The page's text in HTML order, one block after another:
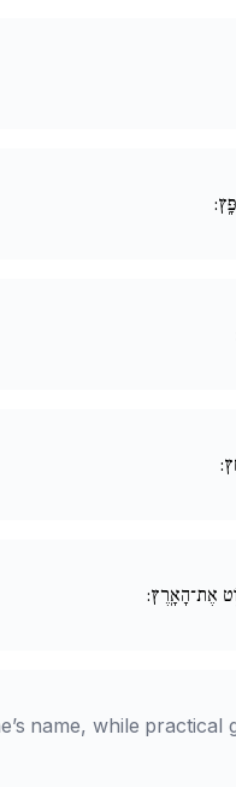
אֶת־הָאָֽרֶץ:
name, while practical